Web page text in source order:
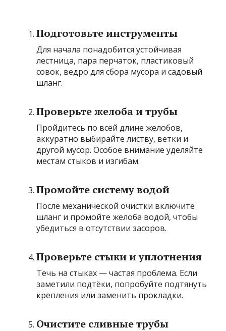
Подготовьте инструменты
Для начала понадобится устойчивая
лестница, пара перчаток, пластиковый
совок, ведро для сбора мусора и садовый
шланг.
Проверьте желоба и трубы
Пройдитесь по всей длине желобов,
аккуратно выбирайте листву, ветки и
другой мусор. Особое внимание уделяйте
местам стыков и изгибам.
Промойте систему водой
После механической очистки включите
шланг и промойте желоба водой, чтобы
убедиться в отсутствии засоров.
Проверьте стыки и уплотнения
Течь на стыках — частая проблема. Если
заметили подтёки, попробуйте подтянуть
крепления или заменить прокладки.
Очистите сливные трубы